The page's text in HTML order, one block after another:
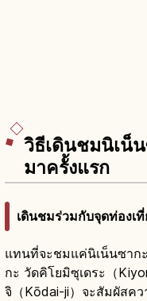
วิธีเดินชมนิเน็
มาครั้งแรก
เดินชมร่วมกับจุดท่องเ
แทนที่จะชมแค่นิเน็นซาก
กะ วัดคิโยมิซุเดระ（
จิ（Kōdai-ji）จะสัมผัสค